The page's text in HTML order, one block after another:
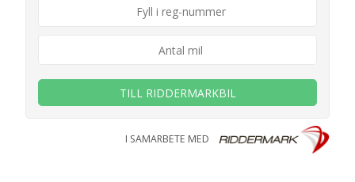
TILL RIDDERMARKBIL
I SAMARBETE MED